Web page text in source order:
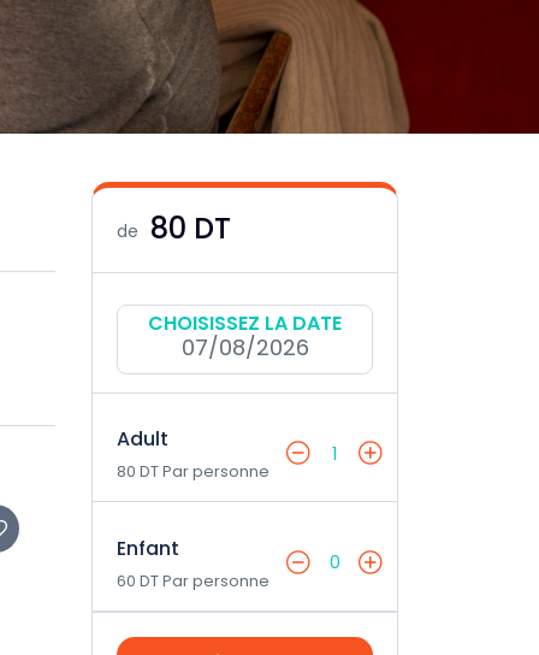
de 80 DT
CHOISISSEZ LA DATE
07/08/2026
Adult
80 DT Par personne
1
Enfant
60 DT Par personne
0